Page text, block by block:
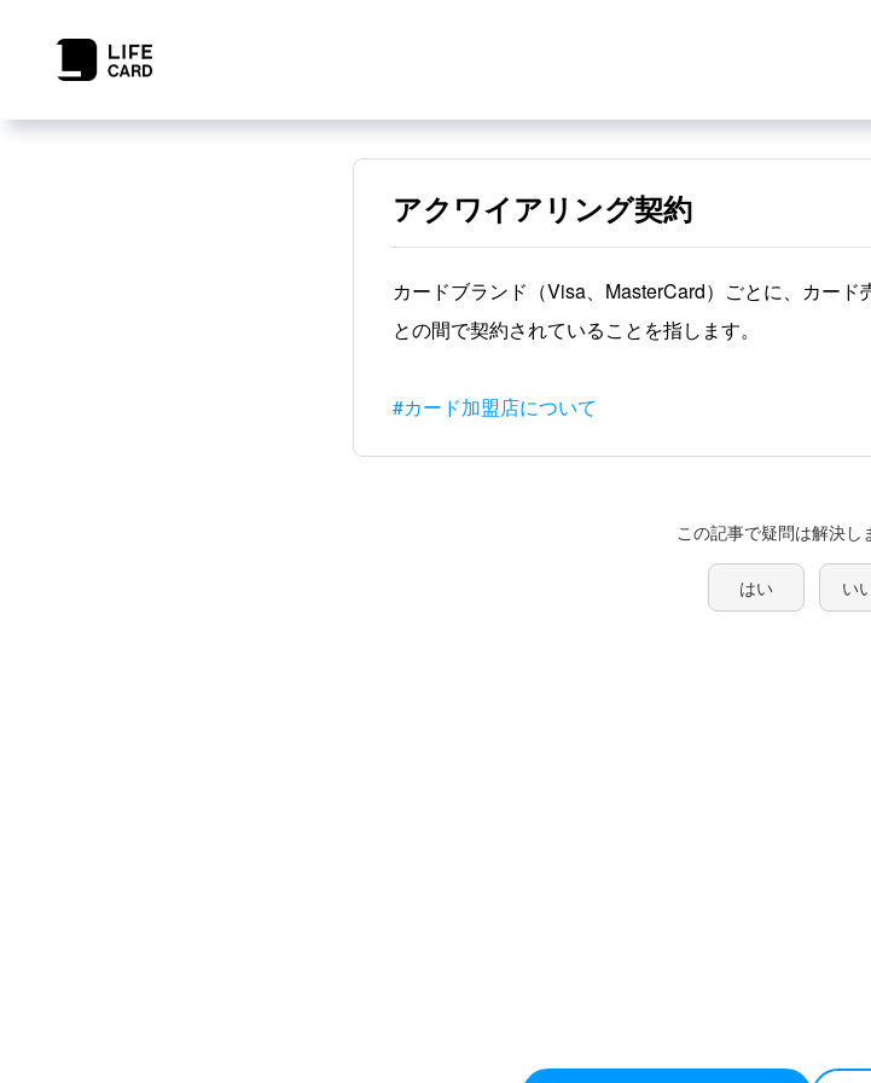
アクワイアリング契約
カードブランド（Visa、MasterCard）ごとに、カー
との間で契約されていることを指します。
#カード加盟店について
この記事で疑問は解決し
はい い